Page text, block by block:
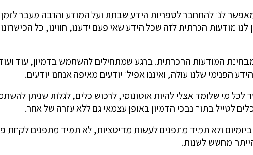
לנו להתחבר לספריות הידע שבתת ועל המודע והרבה מעבר לזמן
לנו מודעות הכרתית לזה שכל הידע שאי פעם ידענו, חווינו, כל
המודעות ההכרתית. ברגע שמתחילים להשתמש בדמיון, עוד
הפנימי שלנו עולה, ואיננו אפילו יודעים מאיפה אנחנו יודעים.
מי שלומד אצלי להיות אוטונומי, לרכוש כלים, לגלות שניתן
לטייל בתוך נבכי הדמיון באופן עצמאי גם ללא עזרה של אחר.
ביומיום ולא תמיד מתפנים לעשות מדיטציות, לא תמיד מתפנים
מחשש לשנות.